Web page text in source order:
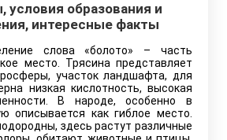
условия образования и
интересные факты
слова «болото» – часть
место. Трясина представляет
участок ландшафта, для
низкая кислотность, высокая
В народе, особенно в
описывается как гиблое место.
здесь растут различные